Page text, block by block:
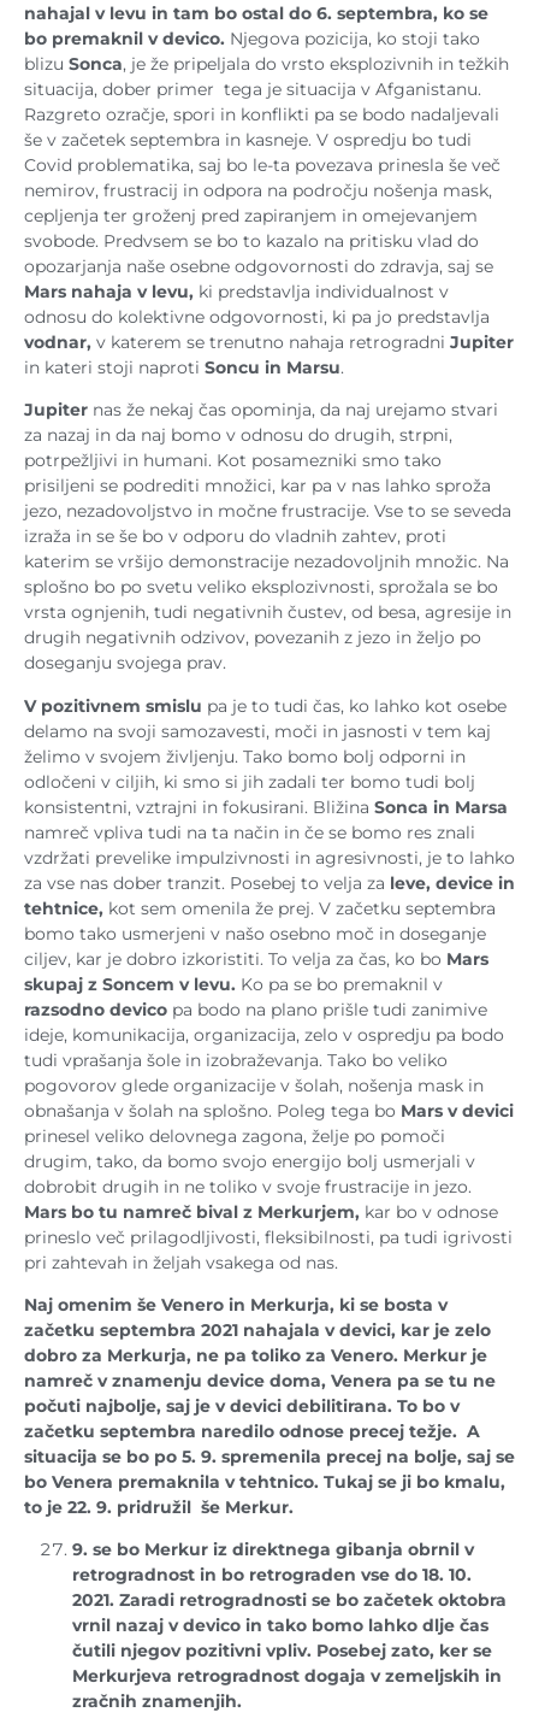
nahajal v levu in tam bo ostal do 6. septembra, ko se
bo premaknil v devico. Njegova pozicija, ko stoji tako
blizu Sonca, je že pripeljala do vrsto eksplozivnih in težkih
situacija, dober primer tega je situacija v Afganistanu.
Razgreto ozračje, spori in konflikti pa se bodo nadaljevali
še v začetek septembra in kasneje. V ospredju bo tudi
Covid problematika, saj bo le-ta povezava prinesla še več
nemirov, frustracij in odpora na področju nošenja mask,
cepljenja ter groženj pred zapiranjem in omejevanjem
svobode. Predvsem se bo to kazalo na pritisku vlad do
opozarjanja naše osebne odgovornosti do zdravja, saj se
Mars nahaja v levu, ki predstavlja individualnost v
odnosu do kolektivne odgovornosti, ki pa jo predstavlja
vodnar, v katerem se trenutno nahaja retrogradni Jupiter
in kateri stoji naproti Soncu in Marsu.
Jupiter nas že nekaj čas opominja, da naj urejamo stvari
za nazaj in da naj bomo v odnosu do drugih, strpni,
potrpežljivi in humani. Kot posamezniki smo tako
prisiljeni se podrediti množici, kar pa v nas lahko sproža
jezo, nezadovoljstvo in močne frustracije. Vse to se seveda
izraža in se še bo v odporu do vladnih zahtev, proti
katerim se vršijo demonstracije nezadovoljnih množic. Na
splošno bo po svetu veliko eksplozivnosti, sprožala se bo
vrsta ognjenih, tudi negativnih čustev, od besa, agresije in
drugih negativnih odzivov, povezanih z jezo in željo po
doseganju svojega prav.
V pozitivnem smislu pa je to tudi čas, ko lahko kot osebe
delamo na svoji samozavesti, moči in jasnosti v tem kaj
želimo v svojem življenju. Tako bomo bolj odporni in
odločeni v ciljih, ki smo si jih zadali ter bomo tudi bolj
konsistentni, vztrajni in fokusirani. Bližina Sonca in Marsa
namreč vpliva tudi na ta način in če se bomo res znali
vzdržati prevelike impulzivnosti in agresivnosti, je to lahko
za vse nas dober tranzit. Posebej to velja za leve, device in
tehtnice, kot sem omenila že prej. V začetku septembra
bomo tako usmerjeni v našo osebno moč in doseganje
ciljev, kar je dobro izkoristiti. To velja za čas, ko bo Mars
skupaj z Soncem v levu. Ko pa se bo premaknil v
razsodno devico pa bodo na plano prišle tudi zanimive
ideje, komunikacija, organizacija, zelo v ospredju pa bodo
tudi vprašanja šole in izobraževanja. Tako bo veliko
pogovorov glede organizacije v šolah, nošenja mask in
obnašanja v šolah na splošno. Poleg tega bo Mars v devici
prinesel veliko delovnega zagona, želje po pomoči
drugim, tako, da bomo svojo energijo bolj usmerjali v
dobrobit drugih in ne toliko v svoje frustracije in jezo.
Mars bo tu namreč bival z Merkurjem, kar bo v odnose
prineslo več prilagodljivosti, fleksibilnosti, pa tudi igrivosti
pri zahtevah in željah vsakega od nas.
Naj omenim še Venero in Merkurja, ki se bosta v
začetku septembra 2021 nahajala v devici, kar je zelo
dobro za Merkurja, ne pa toliko za Venero. Merkur je
namreč v znamenju device doma, Venera pa se tu ne
počuti najbolje, saj je v devici debilitirana. To bo v
začetku septembra naredilo odnose precej težje. A
situacija se bo po 5. 9. spremenila precej na bolje, saj se
bo Venera premaknila v tehtnico. Tukaj se ji bo kmalu,
to je 22. 9. pridružil še Merkur.
9. se bo Merkur iz direktnega gibanja obrnil v
retrogradnost in bo retrograden vse do 18. 10.
2021. Zaradi retrogradnosti se bo začetek oktobra
vrnil nazaj v devico in tako bomo lahko dlje čas
čutili njegov pozitivni vpliv. Posebej zato, ker se
Merkurjeva retrogradnost dogaja v zemeljskih in
zračnih znamenjih.